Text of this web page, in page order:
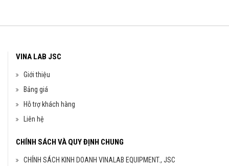
VINA LAB JSC
Giới thiệu
Bảng giá
Hỗ trợ khách hàng
Liên hệ
CHÍNH SÁCH VÀ QUY ĐỊNH CHUNG
CHÍNH SÁCH KINH DOANH VINALAB EQUIPMENT., JSC